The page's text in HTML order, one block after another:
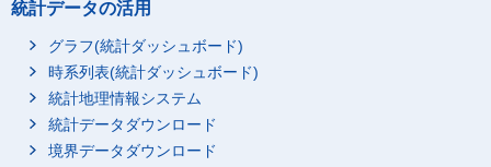
統計データの活用
グラフ(統計ダッシュボード)
時系列表(統計ダッシュボード)
統計地理情報システム
統計データダウンロード
境界データダウンロード